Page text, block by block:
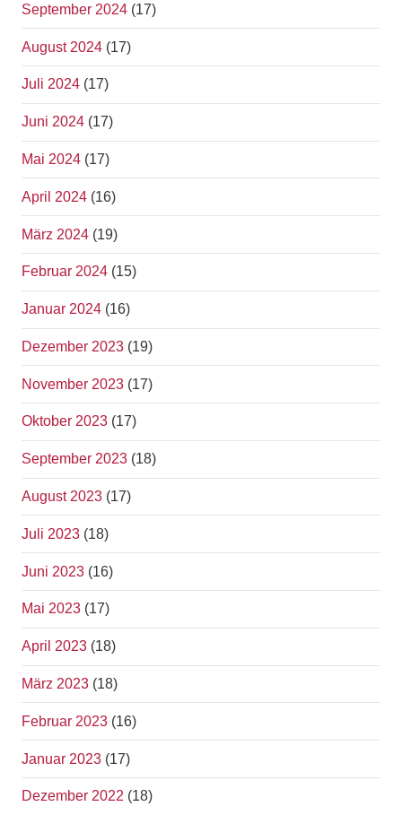
September 2024 (17)
August 2024 (17)
Juli 2024 (17)
Juni 2024 (17)
Mai 2024 (17)
April 2024 (16)
März 2024 (19)
Februar 2024 (15)
Januar 2024 (16)
Dezember 2023 (19)
November 2023 (17)
Oktober 2023 (17)
September 2023 (18)
August 2023 (17)
Juli 2023 (18)
Juni 2023 (16)
Mai 2023 (17)
April 2023 (18)
März 2023 (18)
Februar 2023 (16)
Januar 2023 (17)
Dezember 2022 (18)